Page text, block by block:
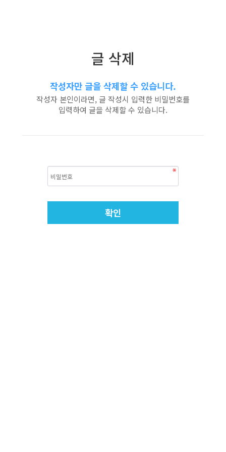
글 삭제
작성자만 글을 삭제할 수 있습니다.
작성자 본인이라면, 글 작성시 입력한 비밀번호를
입력하여 글을 삭제할 수 있습니다.